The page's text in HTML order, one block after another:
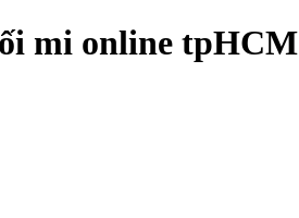
mi online tpHCM